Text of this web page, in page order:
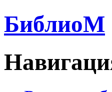
БиблиоМ